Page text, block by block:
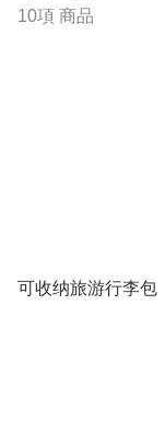
10項 商品
可收纳旅游行李包